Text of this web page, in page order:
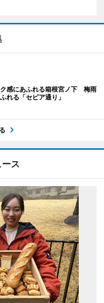
ク感にあふれる箱根宮ノ下 梅雨
れる「セピア通り」
ス